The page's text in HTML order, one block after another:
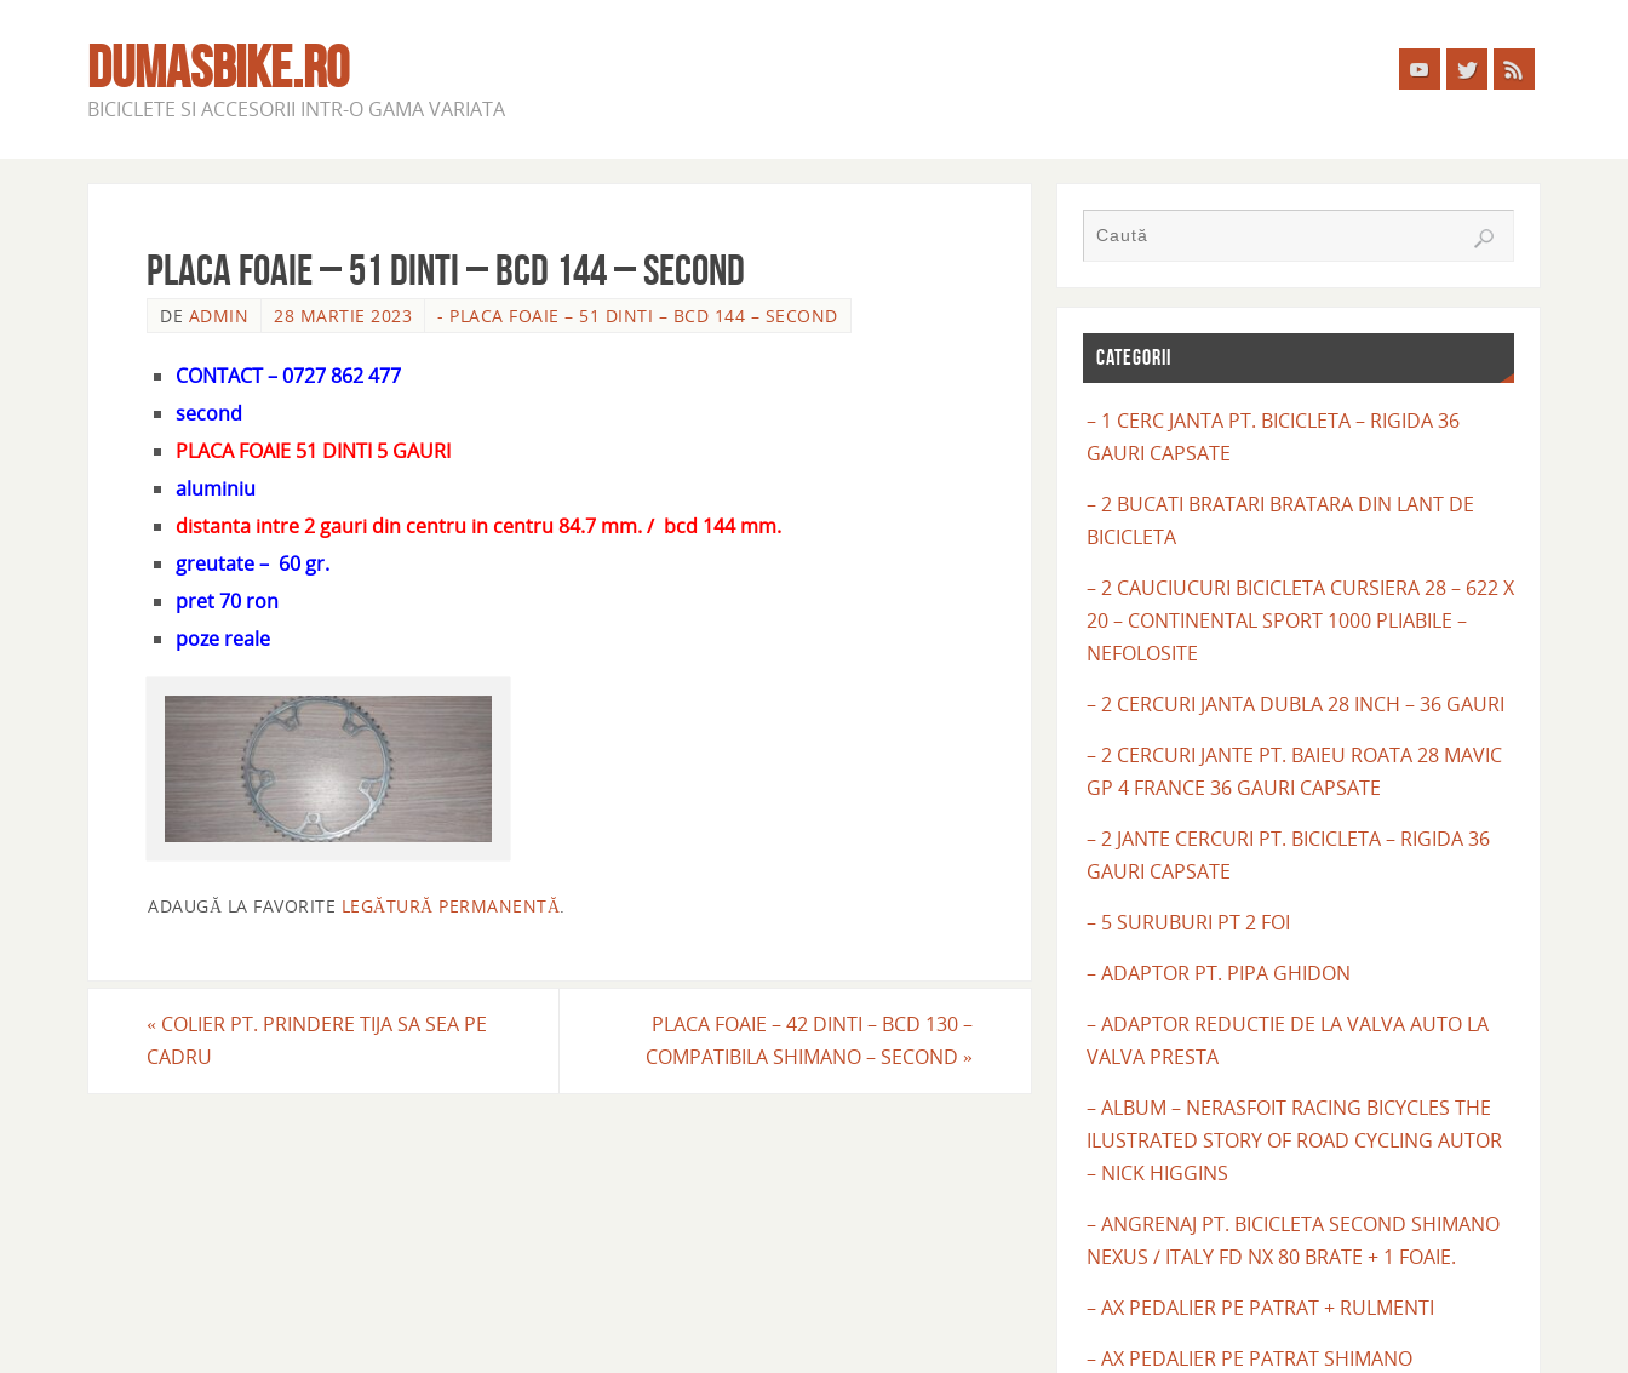
DUMASBIKE.RO
BICICLETE SI ACCESORII INTR-O GAMA VARIATA
PLACA FOAIE – 51 DINTI – BCD 144 – SECOND
DE ADMIN 28 MARTIE 2023 - PLACA FOAIE – 51 DINTI – BCD 144 – SECOND
CONTACT – 0727 862 477
second
PLACA FOAIE 51 DINTI 5 GAURI
aluminiu
distanta intre 2 gauri din centru in centru 84.7 mm. / bcd 144 mm.
greutate – 60 gr.
pret 70 ron
poze reale
ADAUGĂ LA FAVORITE LEGĂTURĂ PERMANENTĂ.
« COLIER PT. PRINDERE TIJA SA SEA PE
CADRU
PLACA FOAIE – 42 DINTI – BCD 130 –
COMPATIBILA SHIMANO – SECOND »
CATEGORII
– 1 CERC JANTA PT. BICICLETA – RIGIDA 36
GAURI CAPSATE
– 2 BUCATI BRATARI BRATARA DIN LANT DE
BICICLETA
– 2 CAUCIUCURI BICICLETA CURSIERA 28 – 622 X
20 – CONTINENTAL SPORT 1000 PLIABILE –
NEFOLOSITE
– 2 CERCURI JANTA DUBLA 28 INCH – 36 GAURI
– 2 CERCURI JANTE PT. BAIEU ROATA 28 MAVIC
GP 4 FRANCE 36 GAURI CAPSATE
– 2 JANTE CERCURI PT. BICICLETA – RIGIDA 36
GAURI CAPSATE
– 5 SURUBURI PT 2 FOI
– ADAPTOR PT. PIPA GHIDON
– ADAPTOR REDUCTIE DE LA VALVA AUTO LA
VALVA PRESTA
– ALBUM – NERASFOIT RACING BICYCLES THE
ILUSTRATED STORY OF ROAD CYCLING AUTOR
– NICK HIGGINS
– ANGRENAJ PT. BICICLETA SECOND SHIMANO
NEXUS / ITALY FD NX 80 BRATE + 1 FOAIE.
– AX PEDALIER PE PATRAT + RULMENTI
– AX PEDALIER PE PATRAT SHIMANO